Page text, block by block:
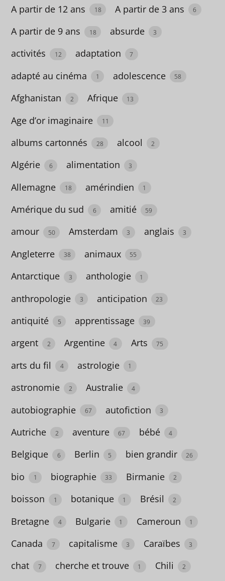
1
Corse
2
cosy
mystery
1
couleurs
couple
5
Cuba
cuisine
1
Danemark
4
découverte
4
dessin
2
deuil
personnel
9
dictature
A partir de 12 ans 18 A partir de 3 ans 6
A partir de 9 ans 18 absurde 3
activités 12 adaptation 7
adapté au cinéma 1 adolescence 58
Afghanistan 2 Afrique 13
Age d’or imaginaire 11
albums cartonnés 28 alcool 2
Algérie 6 alimentation 3
Allemagne 18 amérindien 1
Amérique du sud 6 amitié 59
amour 50 Amsterdam 3 anglais 3
Angleterre 38 animaux 55
Antarctique 3 anthologie 1
anthropologie 3 anticipation 23
antiquité 5 apprentissage 39
argent 2 Argentine 4 Arts 75
arts du fil 4 astrologie 1
astronomie 2 Australie 4
autobiographie 67 autofiction 3
Autriche 2 aventure 67 bébé 4
Belgique 6 Berlin 5 bien grandir 26
bio 1 biographie 33 Birmanie 2
boisson 1 botanique 1 Brésil 2
Bretagne 4 Bulgarie 1 Cameroun 1
Canada 7 capitalisme 3 Caraïbes 3
chat 7 cherche et trouve 1 Chili 2